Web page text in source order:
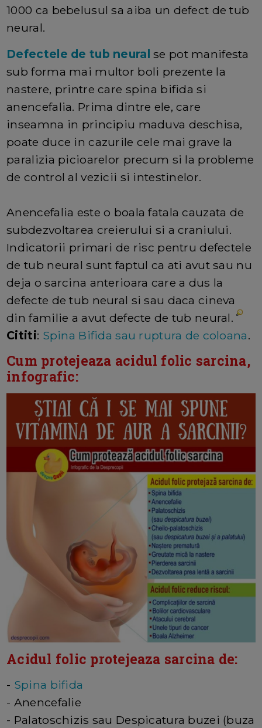
1000 ca bebelusul sa aiba un defect de tub
neural.
Defectele de tub neural se pot manifesta
sub forma mai multor boli prezente la
nastere, printre care spina bifida si
anencefalia. Prima dintre ele, care
inseamna in principiu maduva deschisa,
poate duce in cazurile cele mai grave la
paralizia picioarelor precum si la probleme
de control al vezicii si intestinelor.
Anencefalia este o boala fatala cauzata de
subdezvoltarea creierului si a craniului.
Indicatorii primari de risc pentru defectele
de tub neural sunt faptul ca ati avut sau nu
deja o sarcina anterioara care a dus la
defecte de tub neural si sau daca cineva
din familie a avut defecte de tub neural.
Cititi: Spina Bifida sau ruptura de coloana.
Cum protejeaza acidul folic sarcina,
infografic:
Acidul folic protejeaza sarcina de:
- Spina bifida
- Anencefalie
- Palatoschizis sau Despicatura buzei (buza